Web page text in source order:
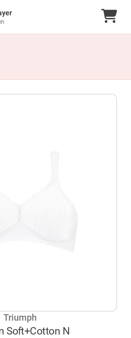
Triumph
Soft+Cotton N